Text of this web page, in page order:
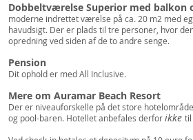
Dobbeltværelse Superior med balkon
moderne indrettet værelse på ca. 20 m2 med
havudsigt. Der er plads til tre personer, hvor
opredning ved siden af de to andre senge.
Pension
Dit ophold er med All Inclusive.
Mere om Auramar Beach Resort
Der er niveauforskelle på det store
og pool-baren. Hotellet anbefales derforikke til